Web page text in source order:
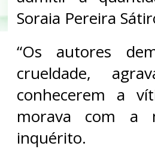
Soraia Pereira
“Os autores
crueldade,
conhecerem a
morava com a
inquérito.